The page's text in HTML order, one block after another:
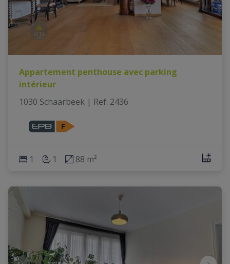
Appartement penthouse avec parking
intérieur
1030 Schaarbeek | Ref: 2436
1 1 88 m²